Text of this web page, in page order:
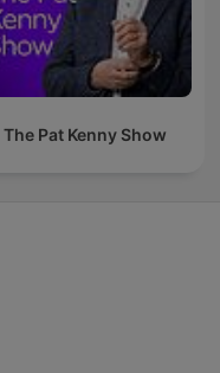
The Pat Kenny Show